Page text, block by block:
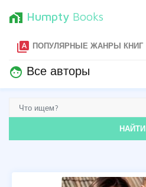
home_work Humpty Books
type_specimen ПОПУЛЯРНЫЕ ЖАНРЫ КНИГ
face Все авторы
НАЙТИ